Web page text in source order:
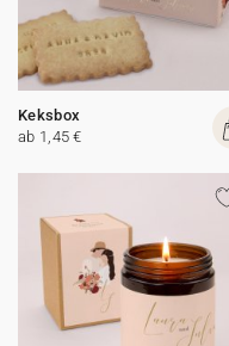
Keksbox
ab 1,45 €